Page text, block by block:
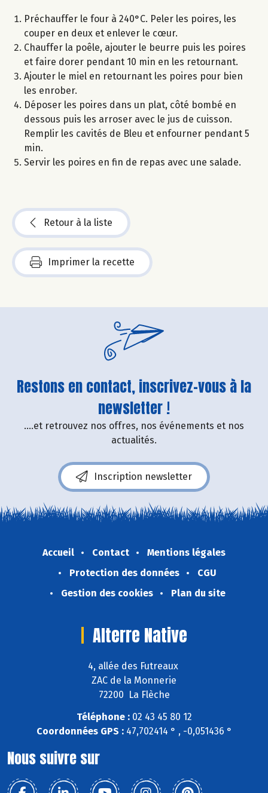
Préchauffer le four à 240°C. Peler les poires, les
couper en deux et enlever le cœur.
Chauffer la poêle, ajouter le beurre puis les poires
et faire dorer pendant 10 min en les retournant.
Ajouter le miel en retournant les poires pour bien
les enrober.
Déposer les poires dans un plat, côté bombé en
dessous puis les arroser avec le jus de cuisson.
Remplir les cavités de Bleu et enfourner pendant 5
min.
Servir les poires en fin de repas avec une salade.
Retour à la liste
Imprimer la recette
Restons en contact, inscrivez-vous à la
newsletter !
....et retrouvez nos offres, nos événements et nos
actualités.
Inscription newsletter
Accueil Contact
Mentions légales
Protection des données
CGU
Gestion des cookies
Plan du site
Alterre Native
4, allée des Futreaux
ZAC de la Monnerie
72200 La Flèche
Téléphone :02 43 45 80 12
Coordonnées GPS :47,702414 ° , -0,051436 °
Nous suivre sur